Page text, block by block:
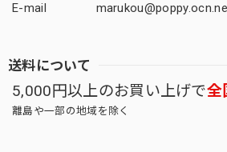
E-mail
送料について
5,000円以上のお買い上げで全
離島や一部の地域を除く